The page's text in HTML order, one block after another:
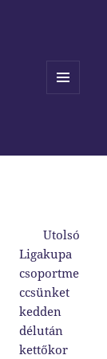
Utolsó
Ligakupa
csoportme
ccsünket
kedden
délután
kettőkor